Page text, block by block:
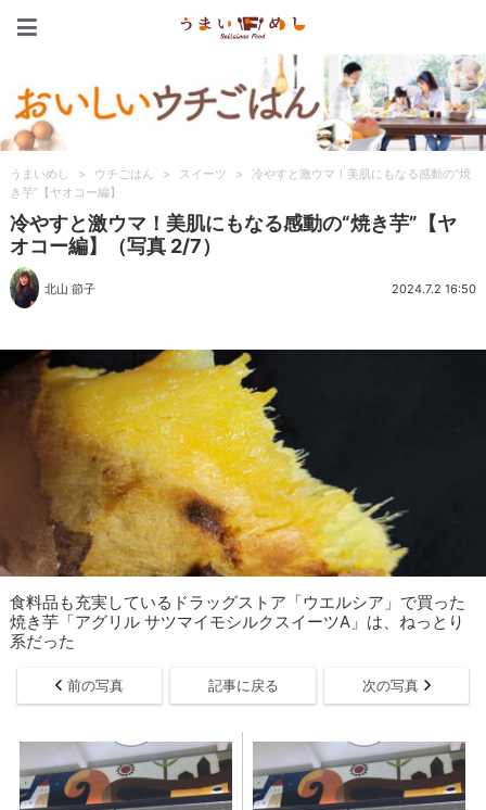
うまいめし > ウチごはん > スイーツ >
冷やすと激ウマ！美肌にもなる感動の“焼
き芋”【ヤオコー編】
冷やすと激ウマ！美肌にもなる感動の“焼き芋”【ヤ
オコー編】（写真 2/7）
北山 節子 2024.7.2 16:50
食料品も充実しているドラッグストア「ウエルシア」で買った
焼き芋「アグリル サツマイモシルクスイーツA」は、ねっとり
系だった
前の写真 記事に戻る 次の写真